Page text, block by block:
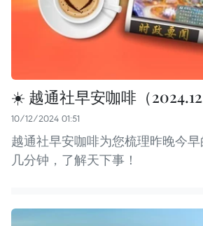
☀️ 越通社早安咖啡（
10/12/2024 01:51
越通社早安咖啡为您梳理昨晚今
几分钟，了解天下事！